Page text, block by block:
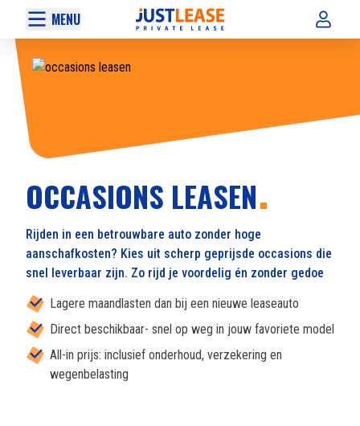
MENU
OCCASIONS LEASEN
Rijden in een betrouwbare auto zonder hoge
aanschafkosten? Kies uit scherp geprijsde occasions die
snel leverbaar zijn. Zo rijd je voordelig én zonder gedoe
Lagere maandlasten dan bij een nieuwe leaseauto
Direct beschikbaar- snel op weg in jouw favoriete model
All-in prijs: inclusief onderhoud, verzekering en
wegenbelasting